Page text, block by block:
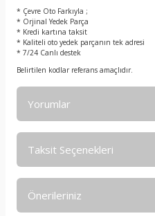
* Çevre Oto Farkıyla ;
* Orjinal Yedek Parça
* Kredi kartına taksit
* Kaliteli oto yedek parçanın tek adresi
* 7/24 Canlı destek
Belirtilen kodlar referans amaçlıdır.
Yorumlar
Taksit Seçenekleri
Önerileriniz